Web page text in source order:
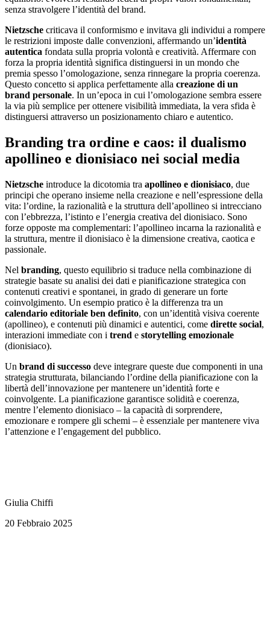
senza stravolgere l’identità del brand.
Nietzsche criticava il conformismo e invitava gli individui a rompere
le restrizioni imposte dalle convenzioni, affermando un’identità
autentica fondata sulla propria volontà e creatività. Affermare con
forza la propria identità significa distinguersi in un mondo che
premia spesso l’omologazione, senza rinnegare la propria coerenza.
Questo concetto si applica perfettamente alla creazione di un
brand personale. In un’epoca in cui l’omologazione sembra essere
la via più semplice per ottenere visibilità immediata, la vera sfida è
distinguersi attraverso un posizionamento chiaro e autentico.
Branding tra ordine e caos: il dualismo
apollineo e dionisiaco nei social media
Nietzsche introduce la dicotomia tra apollineo e dionisiaco, due
principi che operano insieme nella creazione e nell’espressione della
vita: l’ordine, la razionalità e la struttura dell’apollineo si intrecciano
con l’ebbrezza, l’istinto e l’energia creativa del dionisiaco. Sono
forze opposte ma complementari: l’apollineo incarna la razionalità e
la struttura, mentre il dionisiaco è la dimensione creativa, caotica e
passionale.
Nel branding, questo equilibrio si traduce nella combinazione di
strategie basate su analisi dei dati e pianificazione strategica con
contenuti creativi e spontanei, in grado di generare un forte
coinvolgimento. Un esempio pratico è la differenza tra un
calendario editoriale ben definito, con un’identità visiva coerente
(apollineo), e contenuti più dinamici e autentici, come dirette social,
interazioni immediate con i trend e storytelling emozionale
(dionisiaco).
Un brand di successo deve integrare queste due componenti in una
strategia strutturata, bilanciando l’ordine della pianificazione con la
libertà dell’innovazione per mantenere un’identità forte e
coinvolgente. La pianificazione garantisce solidità e coerenza,
mentre l’elemento dionisiaco – la capacità di sorprendere,
emozionare e rompere gli schemi – è essenziale per mantenere viva
l’attenzione e l’engagement del pubblico.
Giulia Chiffi
20 Febbraio 2025